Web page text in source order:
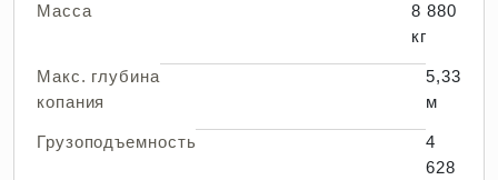
Масса
8 880
кг
Макс. глубина
копания
5,33
м
Грузоподъемность
4
628